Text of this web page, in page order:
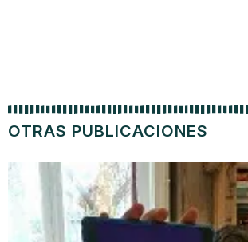
OTRAS PUBLICACIONES